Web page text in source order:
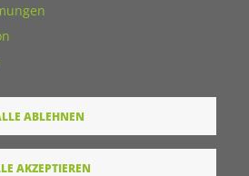
ABLEHNEN
AKZEPTIEREN